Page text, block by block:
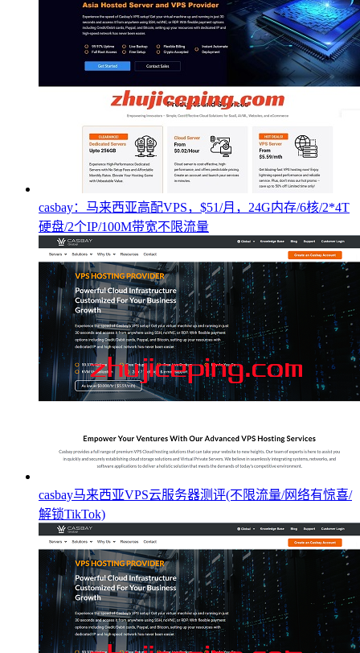
casbay：马来西亚高配VPS，$51/月，24G内存/6核/2*4T
硬盘/2个IP/100M带宽不限流量
casbay马来西亚VPS云服务器测评(不限流量/网络有惊喜/
解锁TikTok)